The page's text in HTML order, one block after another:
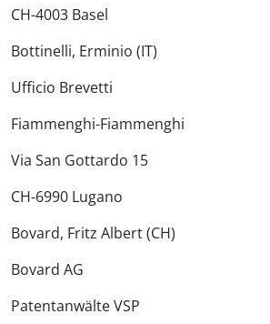
CH-4003 Basel
Bottinelli, Erminio (IT)
Ufficio Brevetti
Fiammenghi-Fiammenghi
Via San Gottardo 15
CH-6990 Lugano
Bovard, Fritz Albert (CH)
Bovard AG
Patentanwälte VSP